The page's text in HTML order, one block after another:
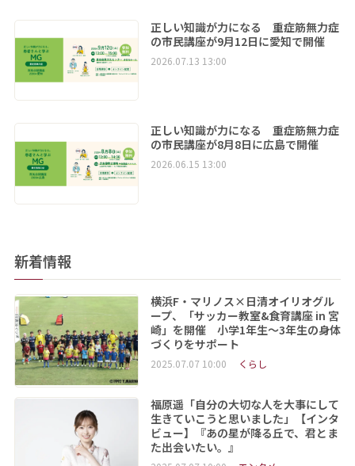
正しい知識が力になる 重症筋無力症
の市民講座が9月12日に愛知で開催
2026.07.13 13:00
正しい知識が力になる 重症筋無力症
の市民講座が8月8日に広島で開催
2026.06.15 13:00
新着情報
横浜F・マリノス×日清オイリオグル
ープ、「サッカー教室&食育講座 in 宮
崎」を開催 小学1年生～3年生の身体
づくりをサポート
2025.07.07 10:00 くらし
福原遥「自分の大切な人を大事にして
生きていこうと思いました」【インタ
ビュー】『あの星が降る丘で、君とま
た出会いたい。』